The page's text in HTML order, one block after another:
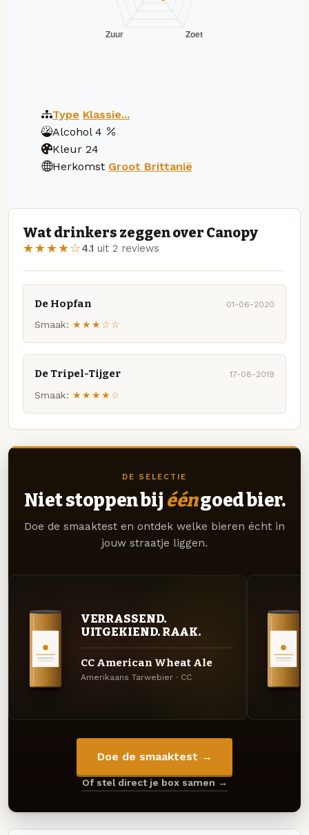
Type Klassie...
Alcohol 4
Kleur 24
Herkomst Groot Brittanië
Wat drinkers zeggen over Canopy
★★★★☆4.1 uit 2 reviews
De Hopfan 01-06-2020
Smaak: ★★★☆☆
De Tripel-Tijger 17-08-2019
Smaak: ★★★★☆
DE SELECTIE
Niet stoppen bij ééngoed bier.
Doe de smaaktest en ontdek welke bieren écht in
jouw straatje liggen.
VERRASSEND.
UITGEKIEND. RAAK.
CC American Wheat Ale
Amerikaans Tarwebier · CC
Doe de smaaktest →
Of stel direct je box samen →